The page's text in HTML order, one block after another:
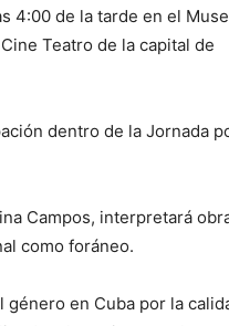
4:00 de la tarde en el
Teatro de la capital de
dentro de la Jornada
Campos, interpretará
como foráneo.
en Cuba por la